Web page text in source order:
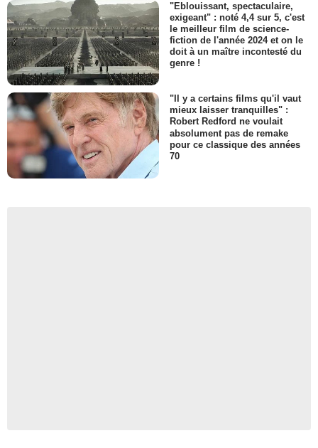
"Eblouissant, spectaculaire,
exigeant" : noté 4,4 sur 5, c'est
le meilleur film de science-
fiction de l'année 2024 et on le
doit à un maître incontesté du
genre !
"Il y a certains films qu'il vaut
mieux laisser tranquilles" :
Robert Redford ne voulait
absolument pas de remake
pour ce classique des années
70